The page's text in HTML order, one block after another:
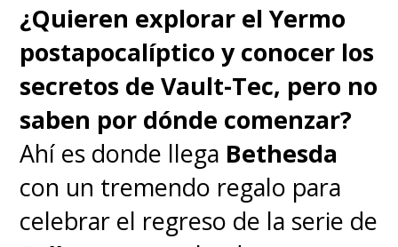
La demanda se ve bastante
viable considerando los
recientes cambios legislativos
con respecto a este tema en
algunos estados de EE.UU.En
2024 entró en vigor en
¿Quieren explorar el Yermo
postapocalíptico y conocer los
secretos de Vault-Tec, pero no
saben por dónde comenzar?
Ahí es donde llega Bethesda
con un tremendo regalo para
celebrar el regreso de la serie de